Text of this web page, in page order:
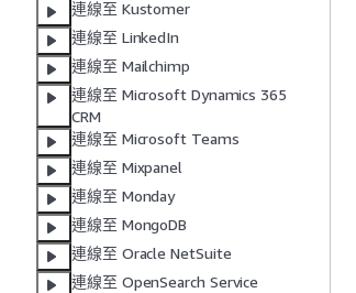
連線至 Kustomer
連線至 LinkedIn
連線至 Mailchimp
連線至 Microsoft Dynamics 365
CRM
連線至 Microsoft Teams
連線至 Mixpanel
連線至 Monday
連線至 MongoDB
連線至 Oracle NetSuite
連線至 OpenSearch Service